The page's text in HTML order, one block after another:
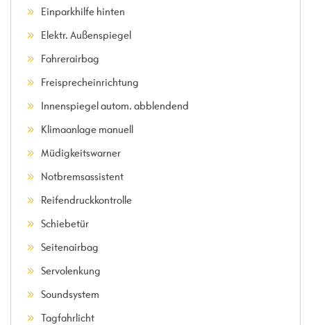
Einparkhilfe hinten
Elektr. Außenspiegel
Fahrerairbag
Freisprecheinrichtung
Innenspiegel autom. abblendend
Klimaanlage manuell
Müdigkeitswarner
Notbremsassistent
Reifendruckkontrolle
Schiebetür
Seitenairbag
Servolenkung
Soundsystem
Tagfahrlicht